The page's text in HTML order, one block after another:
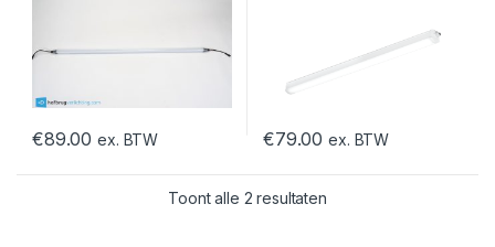
€89.00 ex. BTW €79.00 ex. BTW
Toont alle 2 resultaten